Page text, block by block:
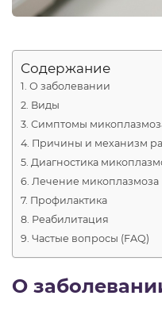
Содержание
О заболевании
Виды
Симптомы
Причины и механизм
Диагностика
Лечение микоплазмоза
Профилактика
Реабилитация
Частые вопросы (FAQ)
О